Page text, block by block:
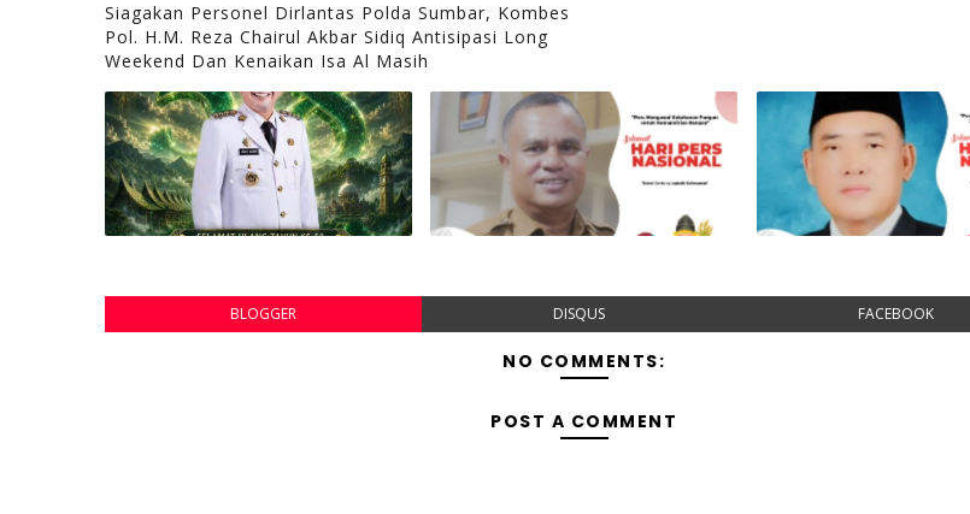
Siagakan Personel Dirlantas Polda Sumbar, Kombes
Pol. H.M. Reza Chairul Akbar Sidiq Antisipasi Long
Weekend Dan Kenaikan Isa Al Masih
BLOGGER DISQUS FACEBOOK
NO COMMENTS:
POST A COMMENT